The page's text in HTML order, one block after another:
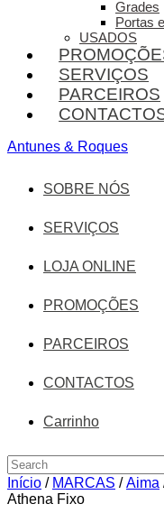
Grades
Portas
USADOS
SERVIÇOS
PARCEIROS
Antunes & Roques
SOBRE NÓS
SERVIÇOS
LOJA ONLINE
PROMOÇÕES
PARCEIROS
CONTACTOS
Carrinho
Início / MARCAS /Aima
Athena Fixo